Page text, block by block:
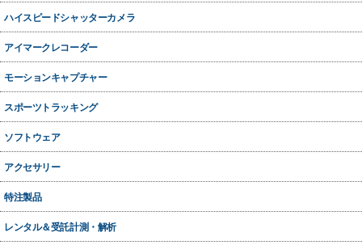
ハイスピードシャッターカメラ
アイマークレコーダー
モーションキャプチャー
スポーツトラッキング
ソフトウェア
アクセサリー
特注製品
レンタル＆受託計測・解析